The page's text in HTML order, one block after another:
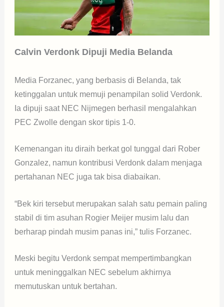
Calvin Verdonk Dipuji Media Belanda
Media Forzanec, yang berbasis di Belanda, tak
ketinggalan untuk memuji penampilan solid Verdonk.
Ia dipuji saat NEC Nijmegen berhasil mengalahkan
PEC Zwolle dengan skor tipis 1-0.
Kemenangan itu diraih berkat gol tunggal dari Rober
Gonzalez, namun kontribusi Verdonk dalam menjaga
pertahanan NEC juga tak bisa diabaikan.
“Bek kiri tersebut merupakan salah satu pemain paling
stabil di tim asuhan Rogier Meijer musim lalu dan
berharap pindah musim panas ini,” tulis Forzanec.
Meski begitu Verdonk sempat mempertimbangkan
untuk meninggalkan NEC sebelum akhirnya
memutuskan untuk bertahan.